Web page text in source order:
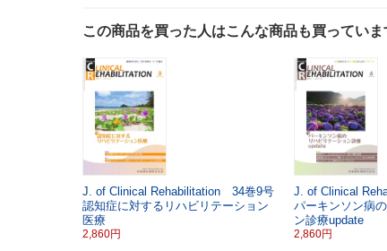
この商品を買った人はこんな商品も買っていま
J. of Clinical Rehabilitation 34巻9号
認知症に対するリハビリテーション
医療
2,860円
J. of Clinical
パーキンソン病
ン診療update
2,860円